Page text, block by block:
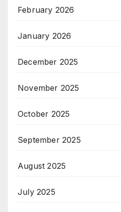
February 2026
January 2026
December 2025
November 2025
October 2025
September 2025
August 2025
July 2025